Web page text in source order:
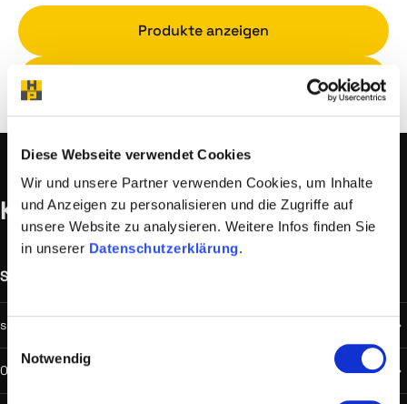
Diese Webseite verwendet Cookies
Wir und unsere Partner verwenden Cookies, um Inhalte
und Anzeigen zu personalisieren und die Zugriffe auf
unsere Website zu analysieren. Weitere Infos finden Sie
in unserer Datenschutzerklärung.
Notwendig
Produkte anzeigen
Kontakt
Support
support@hostprofis.com
059900 100